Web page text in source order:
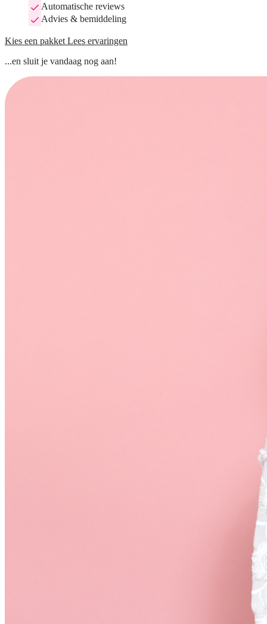
Automatische reviews
Advies & bemiddeling
Kies een pakket Lees ervaringen
...en sluit je vandaag nog aan!